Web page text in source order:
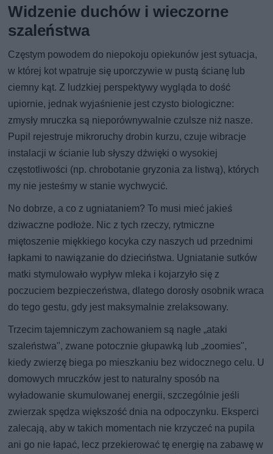
Widzenie duchów i wieczorne
szaleństwa
Częstym powodem do niepokoju opiekunów jest sytuacja,
w której kot wpatruje się uporczywie w pustą ścianę lub
ciemny kąt. Z ludzkiej perspektywy wygląda to dość
upiornie, jednak wyjaśnienie jest czysto biologiczne:
zmysły mruczka są nieporównywalnie czulsze niż nasze.
Pupil rejestruje mikroruchy drobin kurzu, czuje wibracje
instalacji w ścianie lub słyszy dźwięki o wysokiej
częstotliwości (np. chrobotanie gryzonia za listwą), których
my nie jesteśmy w stanie wychwycić.
No dobrze, a co z ugniataniem? To musi mieć jakieś
dziwaczne podłoże. Nic z tych rzeczy, rytmiczne
miętoszenie miękkiego kocyka czy naszych ud przednimi
łapkami to nawiązanie do dzieciństwa. Ugniatanie sutków
matki stymulowało wypływ mleka i kojarzyło się z
poczuciem bezpieczeństwa, dlatego dorosły osobnik wraca
do tego gestu, gdy jest maksymalnie zrelaksowany.
Trzecim tajemniczym zachowaniem są nagłe „ataki
szaleństwa", zwane potocznie głupawką lub „zoomies",
kiedy zwierzę biega po mieszkaniu bez widocznego celu. U
domowych mruczków jest to naturalny sposób na
wyładowanie skumulowanej energii, szczególnie jeśli
zwierzak spędza większość dnia na odpoczynku. Eksperci
zalecają, aby w takich momentach nie krzyczeć na pupila
ani go nie łapać, lecz przekierować tę energię na zabawę w